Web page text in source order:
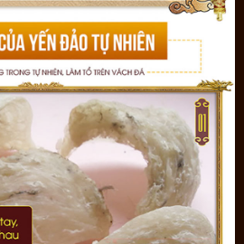
về dùng thử trước
ăn được thì lần sau mua hộp với khối
được chi phí.
tinh chế Khánh Hòa